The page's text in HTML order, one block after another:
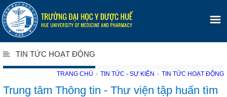
TIN TỨC HOẠT ĐỘNG
TRANG CHỦ › TIN TỨC - SỰ KIỆN › TIN TỨC HOẠT ĐỘNG
Trung tâm Thông tin - Thư viện tập huấn tìm